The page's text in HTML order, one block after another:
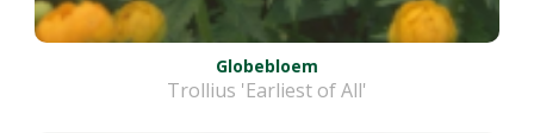
Globebloem
Trollius 'Earliest of All'